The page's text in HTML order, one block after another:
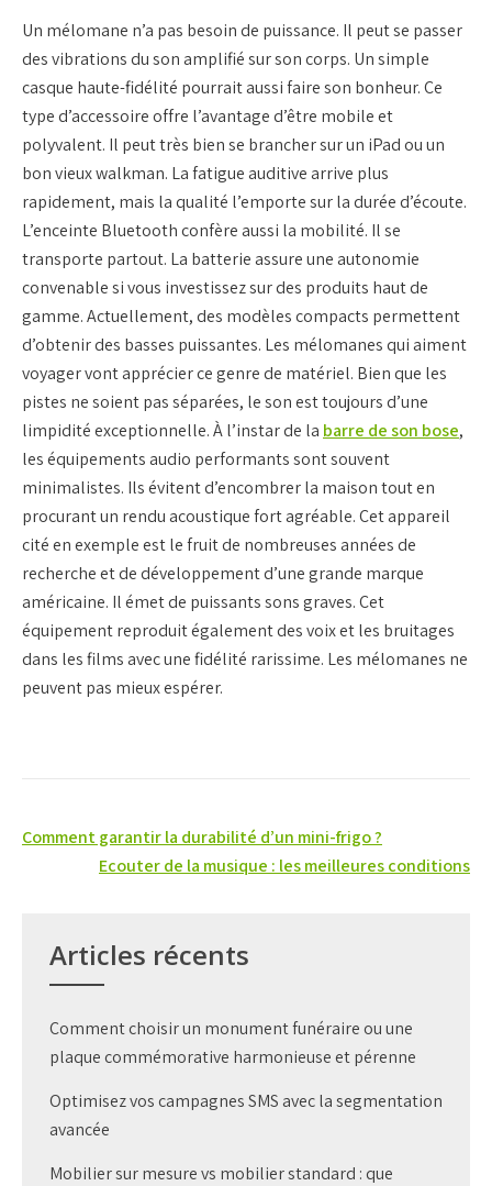
Un mélomane n’a pas besoin de puissance. Il peut se passer
des vibrations du son amplifié sur son corps. Un simple
casque haute-fidélité pourrait aussi faire son bonheur. Ce
type d’accessoire offre l’avantage d’être mobile et
polyvalent. Il peut très bien se brancher sur un iPad ou un
bon vieux walkman. La fatigue auditive arrive plus
rapidement, mais la qualité l’emporte sur la durée d’écoute.
L’enceinte Bluetooth confère aussi la mobilité. Il se
transporte partout. La batterie assure une autonomie
convenable si vous investissez sur des produits haut de
gamme. Actuellement, des modèles compacts permettent
d’obtenir des basses puissantes. Les mélomanes qui aiment
voyager vont apprécier ce genre de matériel. Bien que les
pistes ne soient pas séparées, le son est toujours d’une
limpidité exceptionnelle. À l’instar de la barre de son bose,
les équipements audio performants sont souvent
minimalistes. Ils évitent d’encombrer la maison tout en
procurant un rendu acoustique fort agréable. Cet appareil
cité en exemple est le fruit de nombreuses années de
recherche et de développement d’une grande marque
américaine. Il émet de puissants sons graves. Cet
équipement reproduit également des voix et les bruitages
dans les films avec une fidélité rarissime. Les mélomanes ne
peuvent pas mieux espérer.
Navigation
Comment garantir la durabilité d’un mini-frigo ?
Ecouter de la musique : les meilleures conditions
Articles récents
Comment choisir un monument funéraire ou une
plaque commémorative harmonieuse et pérenne
Optimisez vos campagnes SMS avec la segmentation
avancée
Mobilier sur mesure vs mobilier standard : que